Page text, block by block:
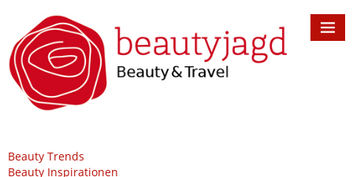
Beauty Trends
Beauty Inspirationen